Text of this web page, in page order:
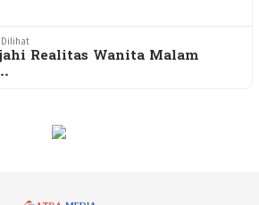
Dilihat
Realitas Wanita Malam